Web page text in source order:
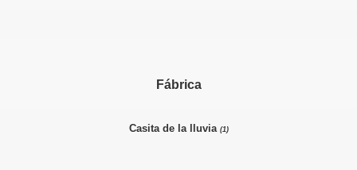
Fábrica
Casita de la lluvia (1)